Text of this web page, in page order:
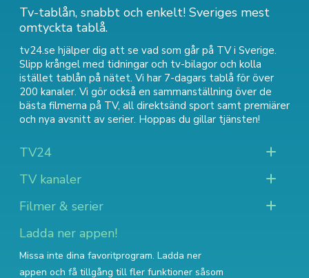
Tv-tablån, snabbt och enkelt! Sveriges mest
omtyckta tablå.
tv24.se hjälper dig att se vad som går på TV i Sverige.
Slipp krångel med tidningar och tv-bilagor och kolla
istället tablån på nätet. Vi har 7-dagars tablå för över
200 kanaler. Vi gör också en sammanställning över de
bästa filmerna på TV, all direktsänd sport samt premiärer
och nya avsnitt av serier. Hoppas du gillar tjänsten!
TV24
TV kanaler
Filmer & serier
Ladda ner appen!
Missa inte dina favoritprogram. Ladda ner
appen och få tillgång till fler funktioner såsom